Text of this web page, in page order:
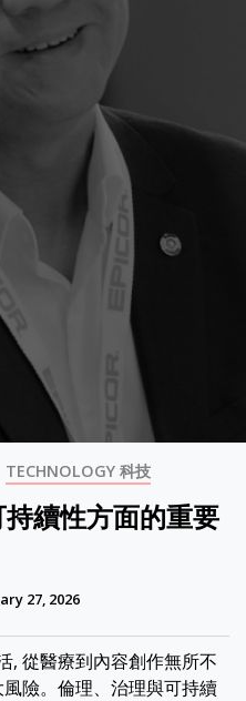
TECHNOLOGY 科技
續性方面的重要
27, 2026
, 從醫療到內容創作無所不
險。倫理、治理與可持續